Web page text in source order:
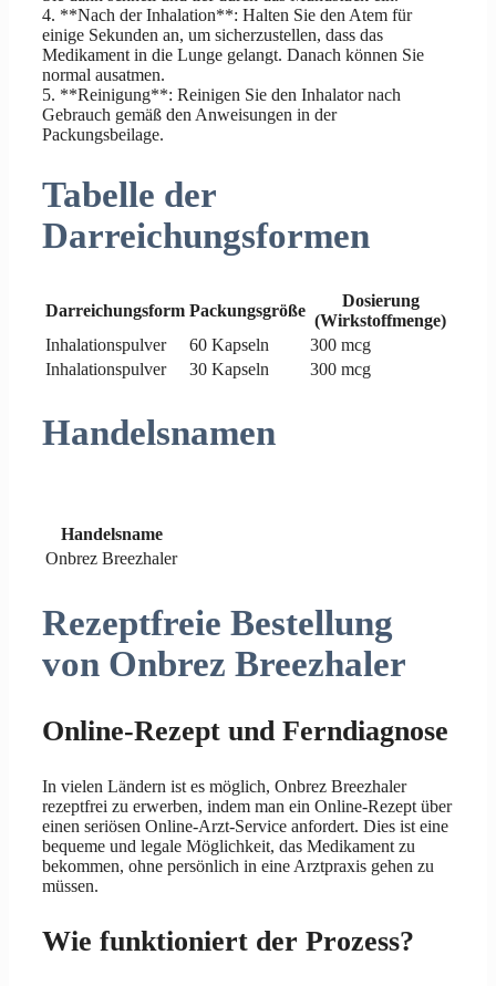
4. **Nach der Inhalation**: Halten Sie den Atem für
einige Sekunden an, um sicherzustellen, dass das
Medikament in die Lunge gelangt. Danach können Sie
normal ausatmen.
5. **Reinigung**: Reinigen Sie den Inhalator nach
Gebrauch gemäß den Anweisungen in der
Packungsbeilage.
Tabelle der
Darreichungsformen
Darreichungsform Packungsgröße
Dosierung
(Wirkstoffmenge)
Inhalationspulver
60 Kapseln
300 mcg
Inhalationspulver
30 Kapseln 300 mcg
Handelsnamen
Handelsname
Onbrez Breezhaler
Rezeptfreie Bestellung
von Onbrez Breezhaler
Online-Rezept und Ferndiagnose
In vielen Ländern ist es möglich, Onbrez Breezhaler
rezeptfrei zu erwerben, indem man ein Online-Rezept über
einen seriösen Online-Arzt-Service anfordert. Dies ist eine
bequeme und legale Möglichkeit, das Medikament zu
bekommen, ohne persönlich in eine Arztpraxis gehen zu
müssen.
Wie funktioniert der Prozess?